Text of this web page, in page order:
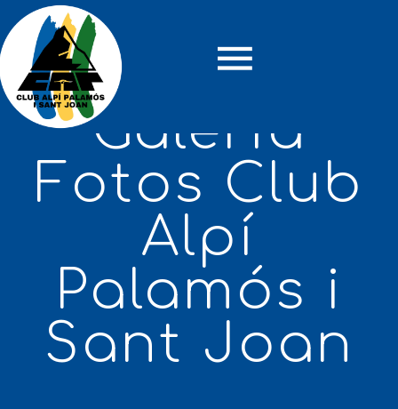
Galeria
Fotos Club
Alpí
Palamós i
Sant Joan